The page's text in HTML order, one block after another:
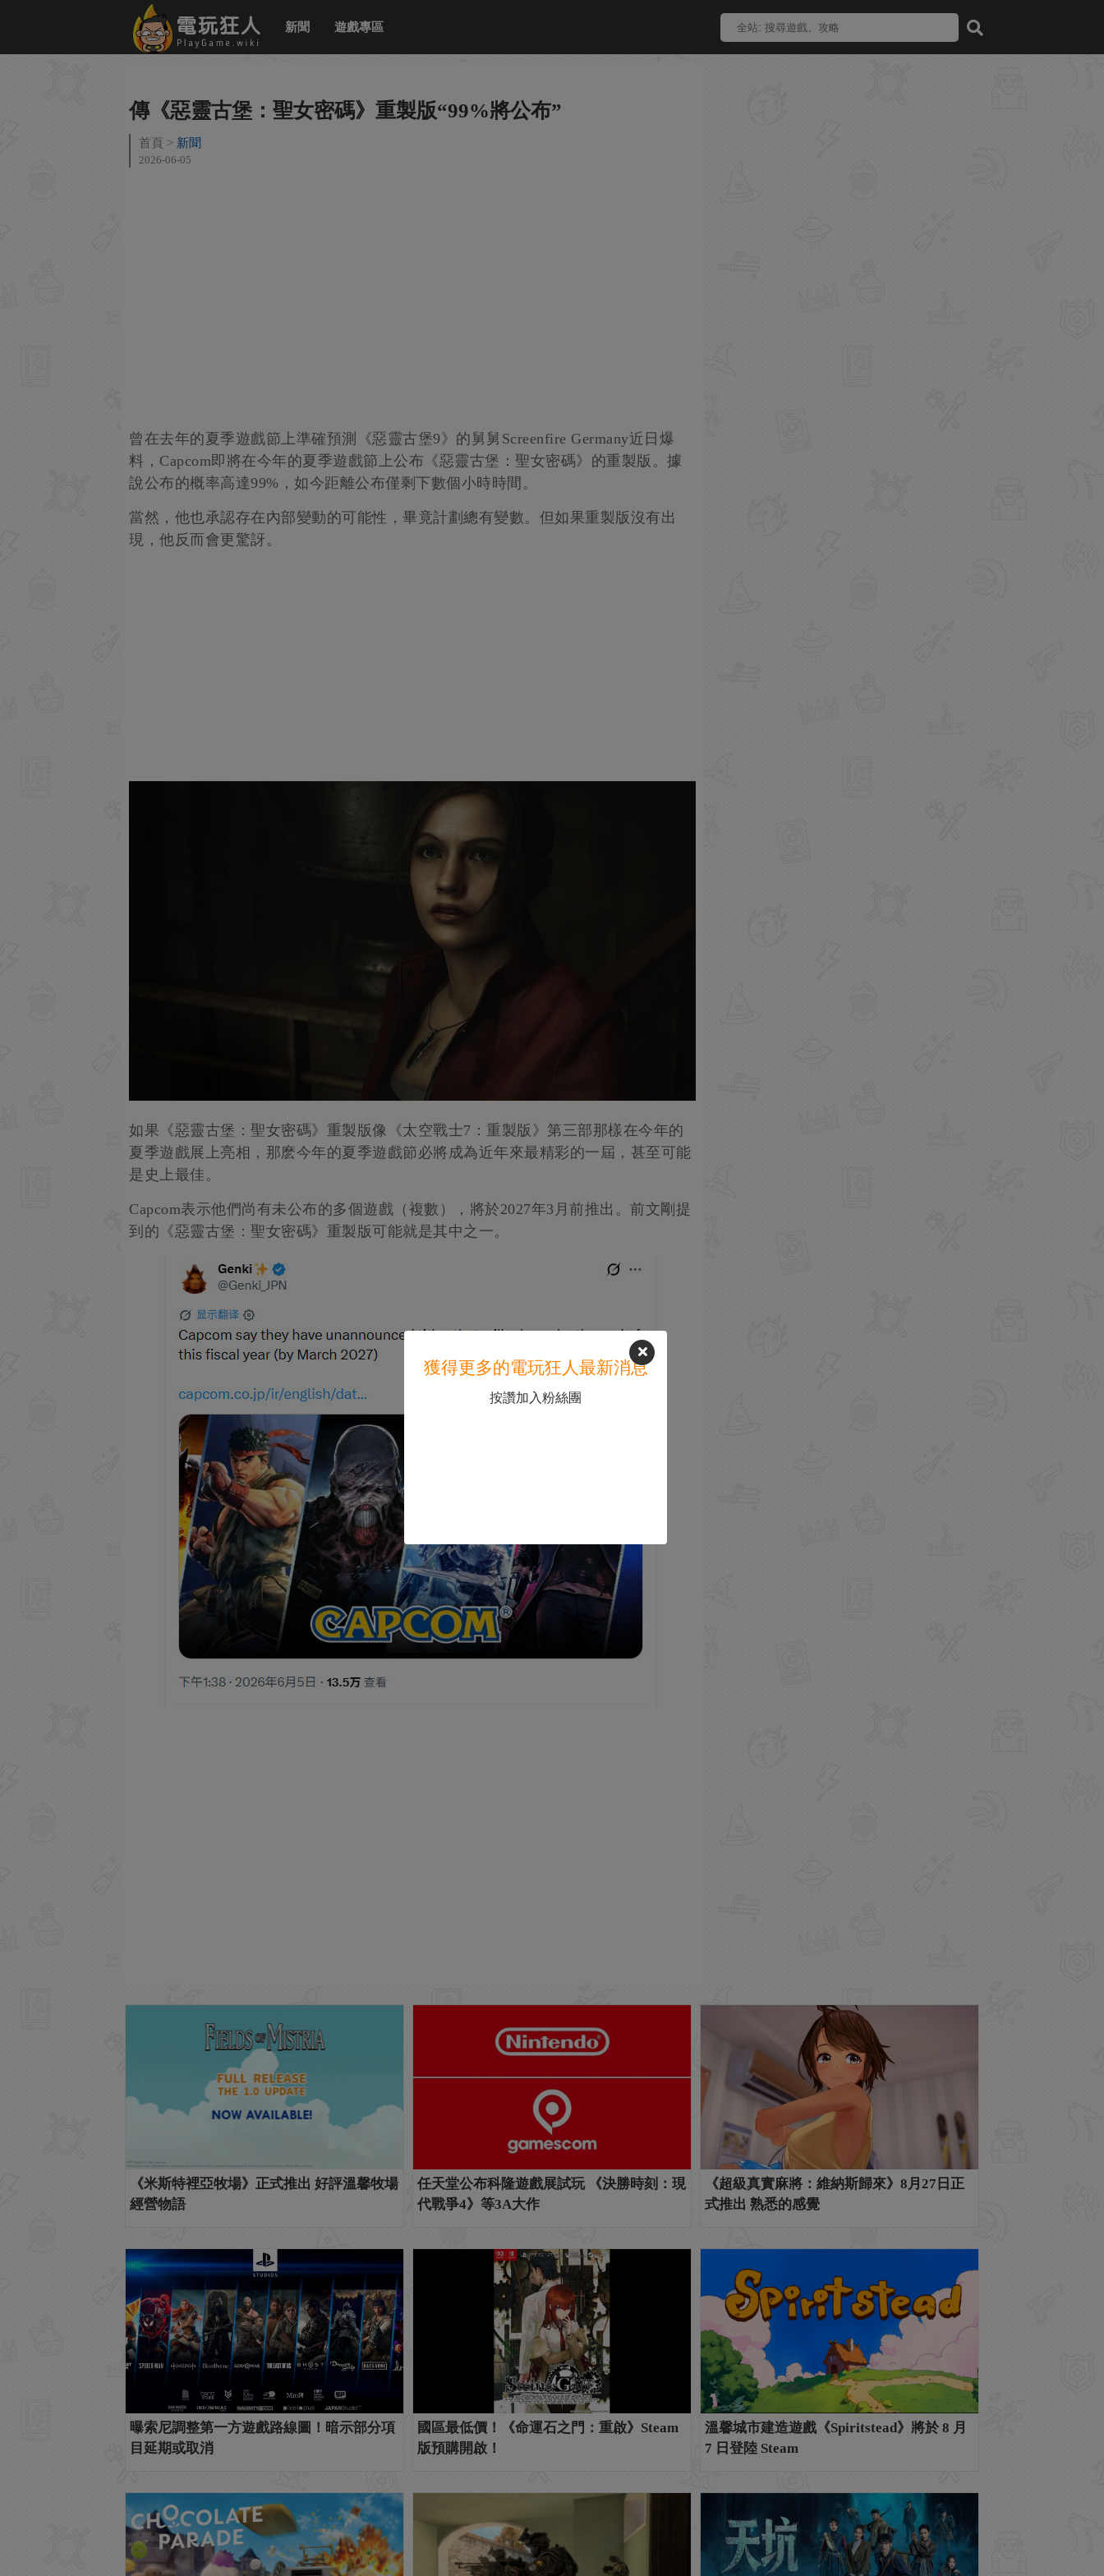
新聞 遊戲專區
傳《惡靈古堡：聖女密碼》重製版“99%將公布”
首頁 新聞
2026-06-05
曾在去年的夏季遊戲節上準確預測《惡靈古堡9》的舅舅Screenfire Germany近日爆
料，Capcom即將在今年的夏季遊戲節上公布《惡靈古堡：聖女密碼》的重製版。據
說公布的概率高達99%，如今距離公布僅剩下數個小時時間。
當然，他也承認存在內部變動的可能性，畢竟計劃總有變數。但如果重製版沒有出
現，他反而會更驚訝。
如果《惡靈古堡：聖女密碼》重製版像《太空戰士7：重製版》第三部那樣在今年的
夏季遊戲展上亮相，那麽今年的夏季遊戲節必將成為近年來最精彩的一屆，甚至可能
是史上最佳。
Capcom表示他們尚有未公布的多個遊戲（複數），將於2027年3月前推出。前文剛提
到的《惡靈古堡：聖女密碼》重製版可能就是其中之一。
《米斯特裡亞牧場》正式推出 好評溫馨牧場
經營物語
任天堂公布科隆遊戲展試玩 《決勝時刻：現
代戰爭4》等3A大作
《超級真實麻將：維納斯歸來》8月27日正
式推出 熟悉的感覺
曝索尼調整第一方遊戲路線圖！暗示部分項
目延期或取消
國區最低價！《命運石之門：重啟》Steam
版預購開啟！
溫馨城市建造遊戲《Spiritstead》將於 8 月
7 日登陸 Steam
獲得更多的電玩狂人最新消息
按讚加入粉絲團